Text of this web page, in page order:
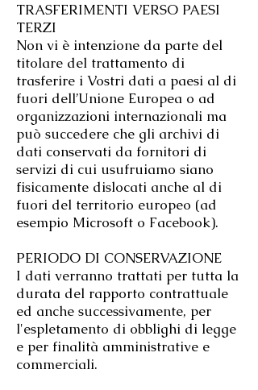
TRASFERIMENTI VERSO PAESI
TERZI
Non vi è intenzione da parte del
titolare del trattamento di
trasferire i Vostri dati a paesi al di
fuori dell’Unione Europea o ad
organizzazioni internazionali ma
può succedere che gli archivi di
dati conservati da fornitori di
servizi di cui usufruiamo siano
fisicamente dislocati anche al di
fuori del territorio europeo (ad
esempio Microsoft o Facebook).
PERIODO DI CONSERVAZIONE
I dati verranno trattati per tutta la
durata del rapporto contrattuale
ed anche successivamente, per
l'espletamento di obblighi di legge
e per finalità amministrative e
commerciali.